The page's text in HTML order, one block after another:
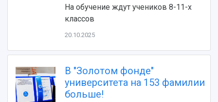
Официальные документы
На обучение ждут учеников 8-11-х
классов
20.10.2025
В "Золотом фонде"
университета на 153 фамилии
больше!